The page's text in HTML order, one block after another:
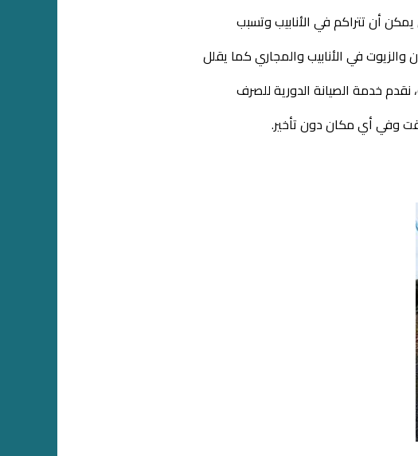
أن تتراكم في الأنابيب وتسبب
في الأنابيب والمجاري كما يقلل
خدمة الصيانة الدورية للصرف
وفي أي مكان دون تأخير.